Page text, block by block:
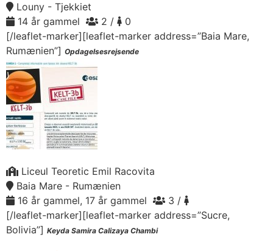
Louny - Tjekkiet
14 år gammel
2 /
0
[/leaflet-marker][leaflet-marker address=”Baia Mare,
Rumænien”] Opdagelsesrejsende
Liceul Teoretic Emil Racovita
Baia Mare - Rumænien
16 år gammel, 17 år gammel
3 /
[/leaflet-marker][leaflet-marker address=”Sucre,
Bolivia”] Keyda Samira Calizaya Chambi